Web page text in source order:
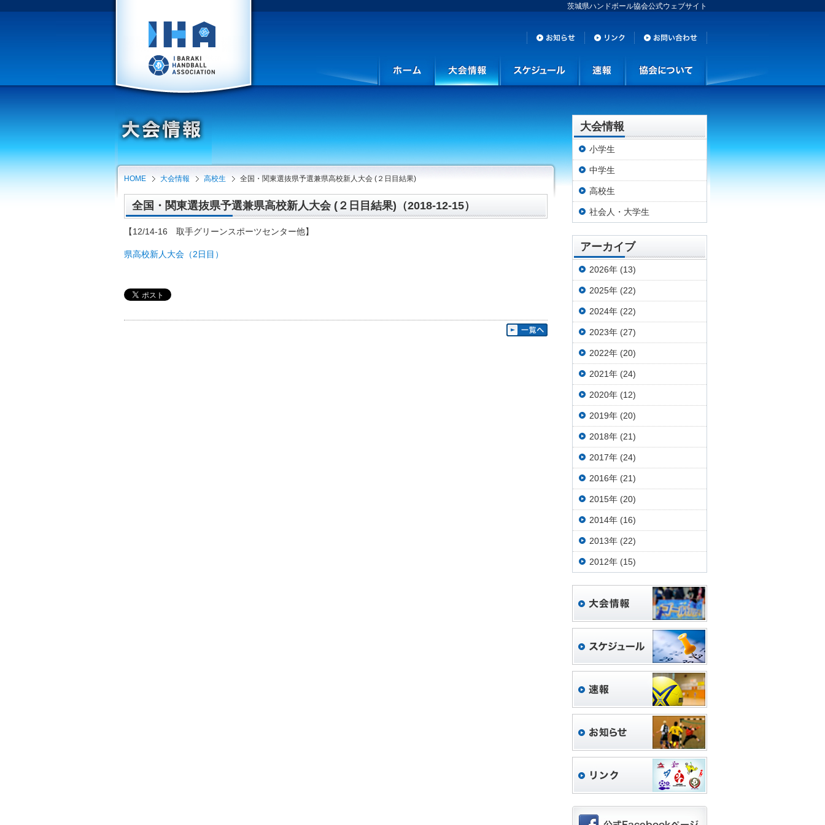
茨城県ハンドボール協会公式ウェブサイト
HOME 大会情報 高校生 全国・関東選抜県予選兼県高校新人大会 (２日目結果)
全国・関東選抜県予選兼県高校新人大会 (２日目結果)（2018-12-15）
【12/14-16 取手グリーンスポーツセンター他】
県高校新人大会（2日目）
大会情報
小学生
中学生
高校生
社会人・大学生
アーカイブ
2026年 (13)
2025年 (22)
2024年 (22)
2023年 (27)
2022年 (20)
2021年 (24)
2020年 (12)
2019年 (20)
2018年 (21)
2017年 (24)
2016年 (21)
2015年 (20)
2014年 (16)
2013年 (22)
2012年 (15)